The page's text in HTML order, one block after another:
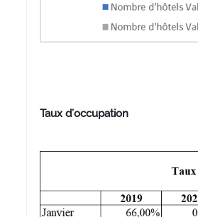
Taux d’occupation